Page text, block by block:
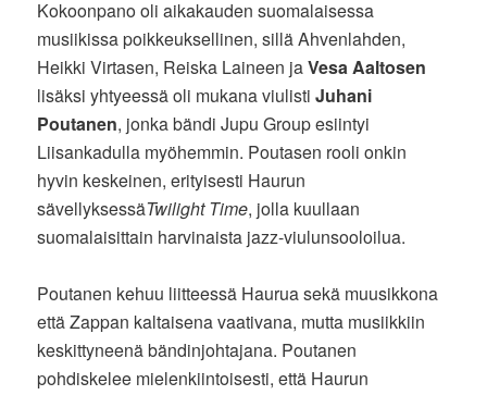
Kokoonpano oli aikakauden suomalaisessa
musiikissa poikkeuksellinen, sillä Ahvenlahden,
Heikki Virtasen, Reiska Laineen jaVesa Aaltosen
lisäksi yhtyeessä oli mukana viulistiJuhani
Poutanen, jonka bändi Jupu Group esiintyi
Liisankadulla myöhemmin. Poutasen rooli onkin
hyvin keskeinen, erityisesti Haurun
sävellyksessäTwilight Time, jolla kuullaan
suomalaisittain harvinaista jazz-viulunsooloilua.
Poutanen kehuu liitteessä Haurua sekä muusikkona
että Zappan kaltaisena vaativana, mutta musiikkiin
keskittyneenä bändinjohtajana. Poutanen
pohdiskelee mielenkiintoisesti, että Haurun